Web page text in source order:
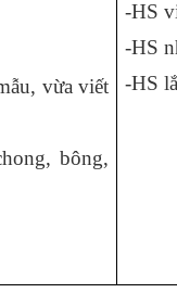
vừa viết
bông,
-HS
-HS
-HS